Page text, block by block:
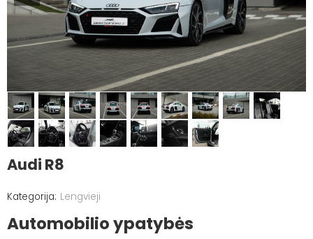
Audi R8
Lengvieji
Automobilio ypatybės